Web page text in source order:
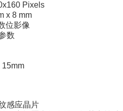
Pixels
x 8 mm
位影像
数
15mm
感应晶片